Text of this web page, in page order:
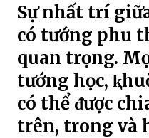
Sự nhất trí
có tướng phu
quan trọng.
tướng học,
có thể ᵭược
trên, trong và